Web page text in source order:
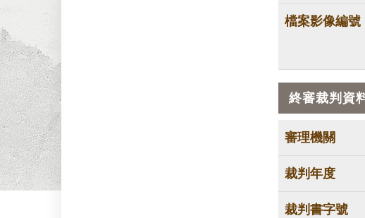
檔案影像編號
終審裁判資
審理機關
裁判年度
裁判書字號